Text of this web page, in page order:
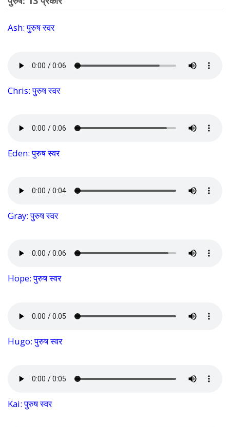
Ash: पुरुष स्वर
Chris: पुरुष स्वर
Eden: पुरुष स्वर
Gray: पुरुष स्वर
Hope: पुरुष स्वर
Hugo: पुरुष स्वर
Kai: पुरुष स्वर